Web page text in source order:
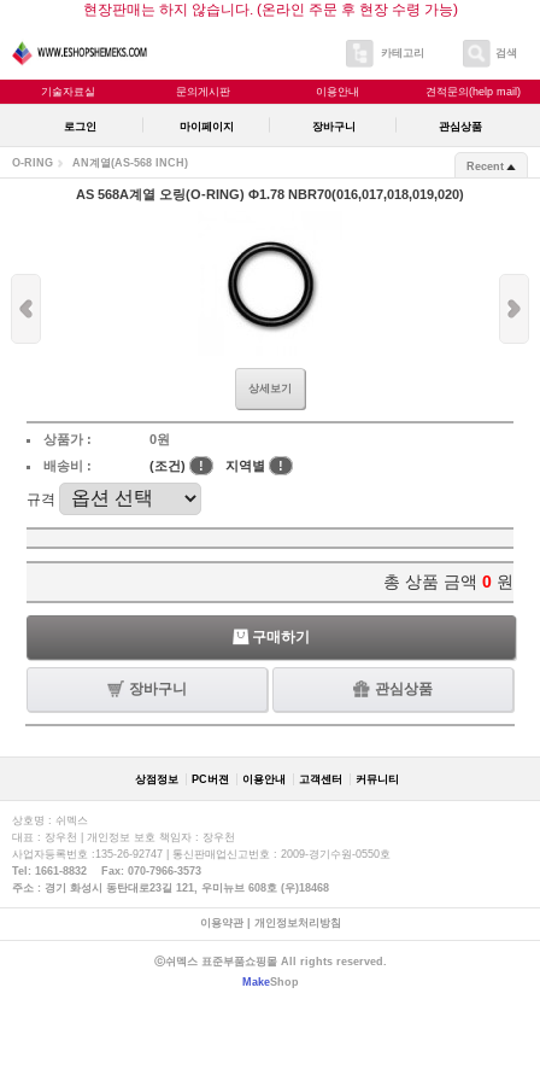
현장판매는 하지 않습니다. (온라인 주문 후 현장 수령 가능)
카테고리 검색
기술자료실 문의게시판 이용안내 견적문의(help mail)
로그인 마이페이지 장바구니 관심상품
O-RING AN계열(AS-568 INCH) Recent
AS 568A계열 오링(O-RING) Φ1.78 NBR70(016,017,018,019,020)
상세보기
상품가 :
0원
배송비 :
(조건) ! 지역별 !
규격
총 상품 금액 0 원
구매하기
장바구니 관심상품
상점정보 PC버젼 이용안내 고객센터 커뮤니티
상호명 : 쉬멕스
대표 : 장우천 | 개인정보 보호 책임자 : 장우천
사업자등록번호 :135-26-92747 | 통신판매업신고번호 : 2009-경기수원-0550호
Tel: 1661-8832 Fax: 070-7966-3573
주소 : 경기 화성시 동탄대로23길 121, 우미뉴브 608호 (우)18468
이용약관| 개인정보처리방침
ⓒ쉬멕스 표준부품쇼핑몰 All rights reserved.
MakeShop